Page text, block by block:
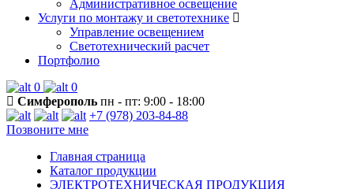
Административное освещение
Услуги по монтажу и светотехнике
Управление освещением
Светотехнический расчет
Портфолио
0
0
Симферополь пн - пт: 9:00 - 18:00
+7 (978) 203-84-88
Позвоните мне
Главная страница
Каталог продукции
ЭЛЕКТРОТЕХНИЧЕСКАЯ ПРОДУКЦИЯ